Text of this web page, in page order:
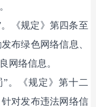
《规定》第四条至
布绿色网络信息、
网络信息。
《规定》第十二
对发布违法网络信